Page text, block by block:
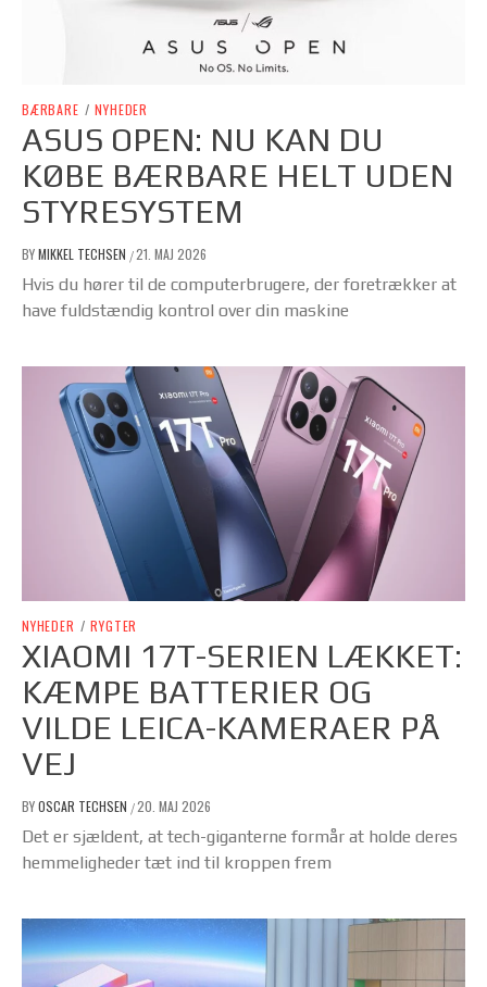
BÆRBARE / NYHEDER
ASUS OPEN: NU KAN DU
KØBE BÆRBARE HELT UDEN
STYRESYSTEM
BYMIKKEL TECHSEN /21. MAJ 2026
Hvis du hører til de computerbrugere, der foretrækker at
have fuldstændig kontrol over din maskine
NYHEDER / RYGTER
XIAOMI 17T-SERIEN LÆKKET:
KÆMPE BATTERIER OG
VILDE LEICA-KAMERAER PÅ
VEJ
BYOSCAR TECHSEN /20. MAJ 2026
Det er sjældent, at tech-giganterne formår at holde deres
hemmeligheder tæt ind til kroppen frem